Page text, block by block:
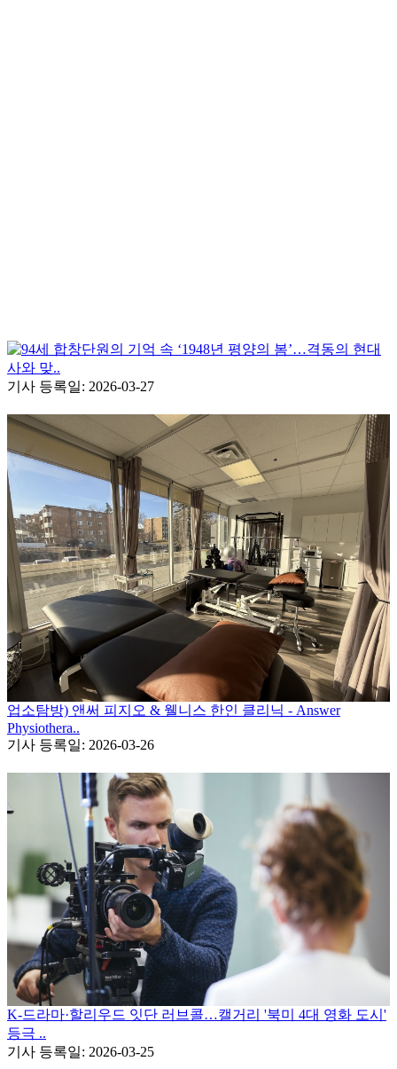
94세 합창단원의 기억 속 ‘1948년 평양의 봄’…격동의 현대
사와 맞..
기사 등록일: 2026-03-27
업소탐방) 앤써 피지오 & 웰니스 한인 클리닉 - Answer
Physiothera..
기사 등록일: 2026-03-26
K-드라마·할리우드 잇단 러브콜…캘거리 '북미 4대 영화 도시'
등극 ..
기사 등록일: 2026-03-25